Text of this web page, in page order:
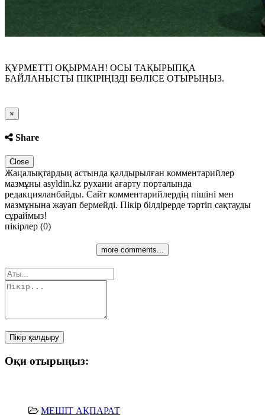
ҚҰРМЕТТІ ОҚЫРМАН! ОСЫ ТАҚЫРЫПҚА
БАЙЛАНЫСТЫ ПІКІРІҢІЗДІ БӨЛІСЕ ОТЫРЫҢЫЗ.
×
Share
Close
Жаңалықтардың астында қалдырылған комментарийлер
мазмұны asyldin.kz рухани ағарту порталында
редакцияланбайды. Сайт комментарийлердің пішіні мен
мазмұнына жауап бермейді. Пікір білдірерде тәртіп сақтауды
сұраймыз!
пікірлер (0)
more comments...
Пікір қалдыру
Оқи отырыңыз:
МЕШІТ АҚПАРАТ